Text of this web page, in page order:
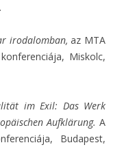
irodalomban, az MTA
Miskolc,
im Exil: Das Werk
Aufklärung. A
Budapest,